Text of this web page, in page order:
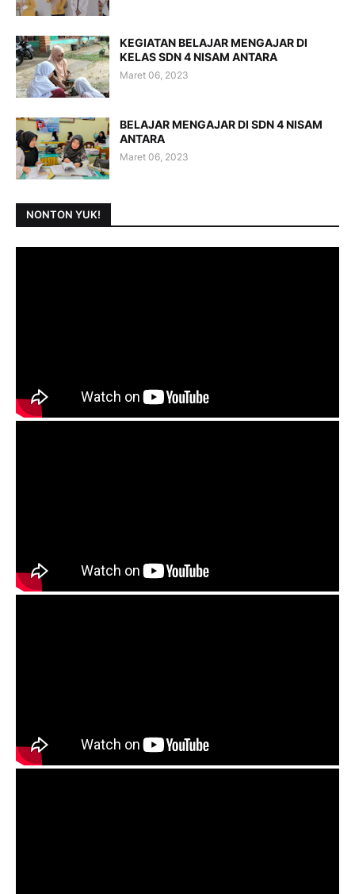
KEGIATAN BELAJAR MENGAJAR DI
KELAS SDN 4 NISAM ANTARA
Maret 06, 2023
BELAJAR MENGAJAR DI SDN 4 NISAM
ANTARA
Maret 06, 2023
NONTON YUK!